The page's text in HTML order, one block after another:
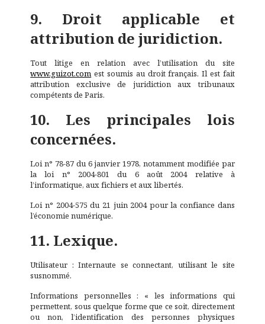
9. Droit applicable et
attribution de juridiction.
Tout litige en relation avec l’utilisation du site
www.guizot.com est soumis au droit français. Il est fait
attribution exclusive de juridiction aux tribunaux
compétents de Paris.
10. Les principales lois
concernées.
Loi n° 78-87 du 6 janvier 1978, notamment modifiée par
la loi n° 2004-801 du 6 août 2004 relative à
l’informatique, aux fichiers et aux libertés.
Loi n° 2004-575 du 21 juin 2004 pour la confiance dans
l’économie numérique.
11. Lexique.
Utilisateur : Internaute se connectant, utilisant le site
susnommé.
Informations personnelles : « les informations qui
permettent, sous quelque forme que ce soit, directement
ou non, l’identification des personnes physiques